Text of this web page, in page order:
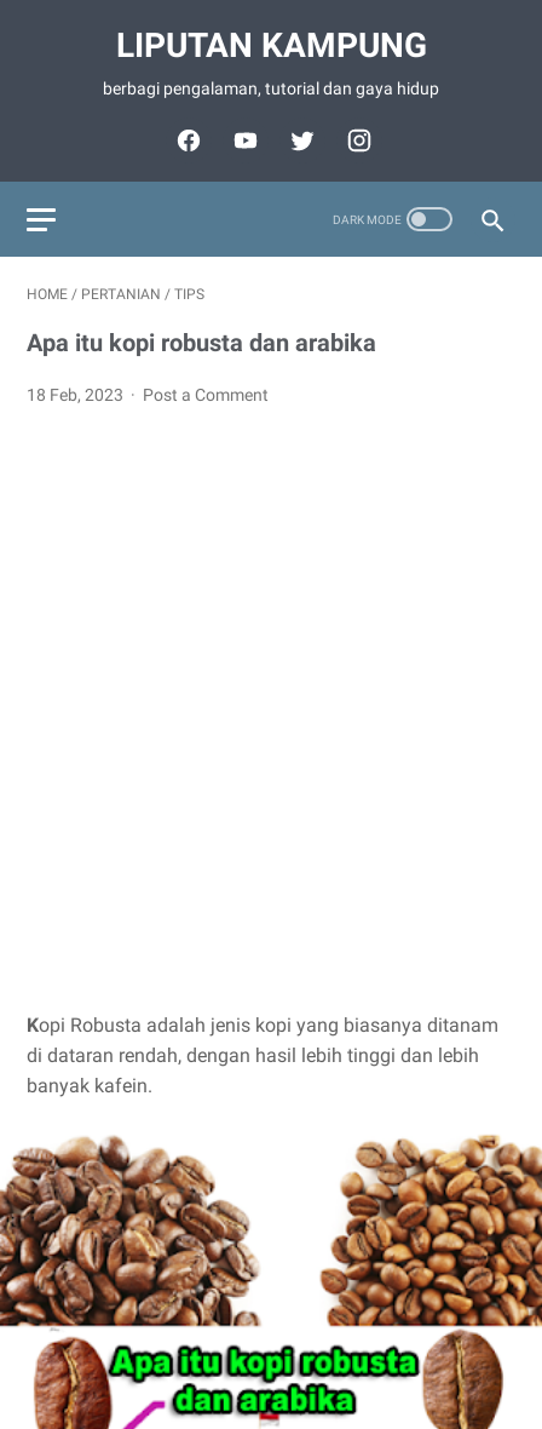
LIPUTAN KAMPUNG
berbagi pengalaman, tutorial dan gaya hidup
HOME / PERTANIAN / TIPS
Apa itu kopi robusta dan arabika
18 Feb, 2023 Post a Comment
Kopi Robusta adalah jenis kopi yang biasanya ditanam
di dataran rendah, dengan hasil lebih tinggi dan lebih
banyak kafein.